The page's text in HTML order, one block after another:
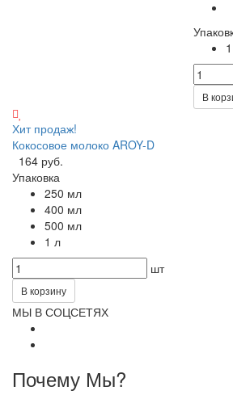
В
Хит продаж!
Кокосовое молоко AROY-D
164 руб.
Упаковка
250 мл
400 мл
500 мл
1 л
шт
В корзину
МЫ В СОЦСЕТЯХ
Почему Мы?